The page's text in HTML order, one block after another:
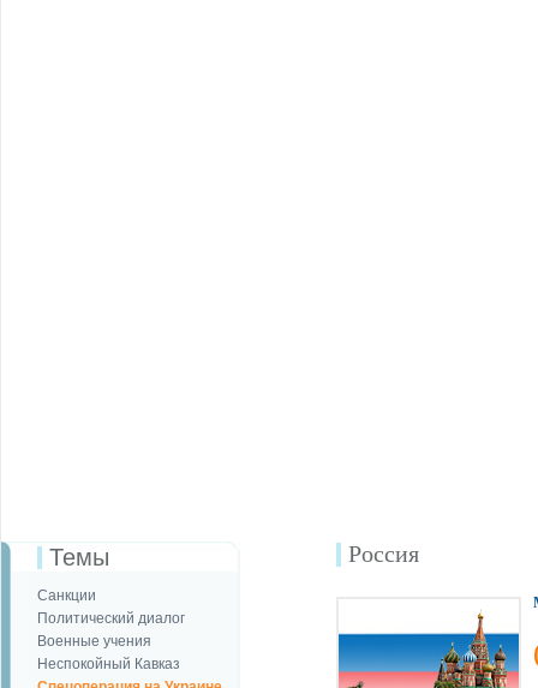
Темы
Санкции
Политический диалог
Военные учения
Неспокойный Кавказ
Россия